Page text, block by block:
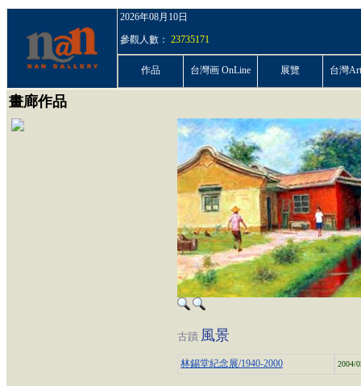
2026年08月10日
參觀人數： 23735171
作品 台灣画 OnLine 展覽 台灣
畫廊作品
古蹟 風景
林錫堂紀念展/1940-2000 2004/